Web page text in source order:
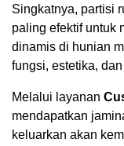
Singkatnya, partisi
paling efektif untuk
dinamis di hunian
fungsi, estetika,
Melalui layanan
mendapatkan
keluarkan akan